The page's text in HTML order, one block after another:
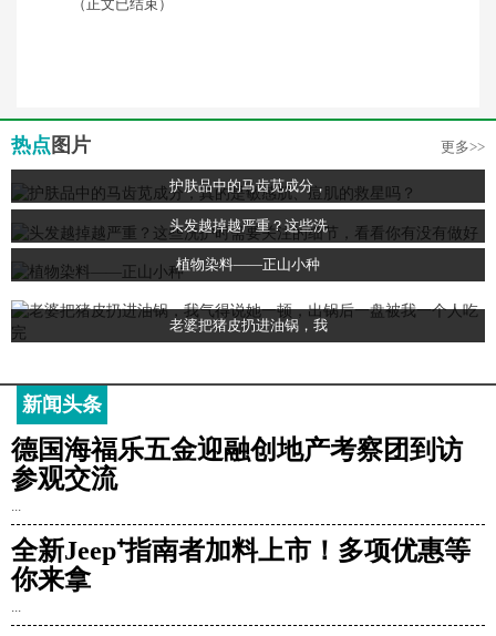
（正文已结束）
热点 图片 更多>>
护肤品中的马齿苋成分，
头发越掉越严重？这些洗
植物染料——正山小种
老婆把猪皮扔进油锅，我
新闻头条
德国海福乐五金迎融创地产考察团到访
参观交流
...
全新Jeep⁺指南者加料上市！多项优惠等
你来拿
...